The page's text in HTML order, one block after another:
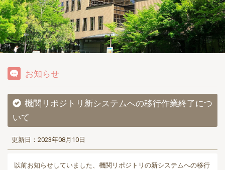
お知らせ
機関リポジトリ新システムへの移行作業終了につ
いて
更新日：2023年08月10日
以前お知らせしていました、機関リポジトリの新システムへの移行